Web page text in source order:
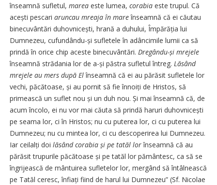
înseamnă sufletul, marea este lumea, corabia este trupul. Că
acești pescari aruncau mreaja în mareînseamnă că ei căutau
binecuvântări duhovnicești, hrană a duhului, Împărăția lui
Dumnezeu, cufundându-și sufletele în adâncimile lumii ca să
prindă în orice chip aceste binecuvântări. Dregându-și mrejele
înseamnă strădania lor de a-și păstra sufletul întreg. Lăsând
mrejele au mers după Elînseamnă că ei au părăsit sufletele lor
vechi, păcătoase, și au pornit să fie înnoiți de Hristos, să
primească un suflet nou și un duh nou. Și mai înseamnă că, de
acum încolo, ei nu vor mai căuta să prindă haruri duhovnicești
pe seama lor, ci în Hristos; nu cu puterea lor, ci cu puterea lui
Dumnezeu; nu cu mintea lor, ci cu descoperirea lui Dumnezeu.
Iar ceilalți doi lăsând corabia și pe tatăl lorînseamnă că au
părăsit trupurile păcătoase și pe tatăl lor pământesc, ca să se
îngrijească de mântuirea sufletelor lor, mergând să întâlnească
pe Tatăl ceresc, înfiați fiind de harul lui Dumnezeu” (Sf. Nicolae